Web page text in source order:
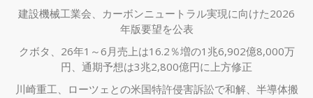
建設機械工業会、カーボンニュートラル実現に向けた2026
年版要望を公表
クボタ、26年1～6月売上は16.2％増の1兆6,902億8,000万
円、通期予想は3兆2,800億円に上方修正
川崎重工、ローツェとの米国特許侵害訴訟で和解、半導体搬